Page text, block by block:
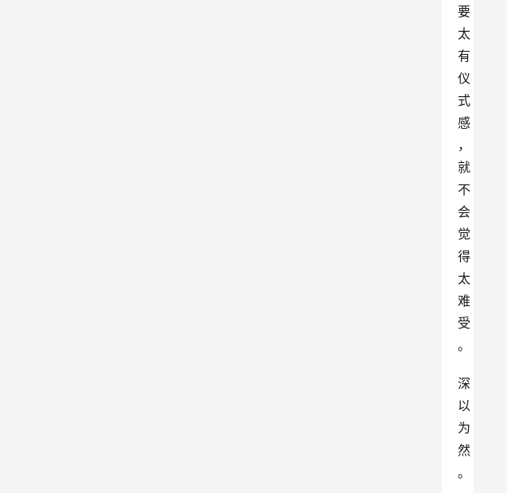
要
太
有
仪
式
感
，
就
不
会
觉
得
太
难
受
。
深
以
为
然
。